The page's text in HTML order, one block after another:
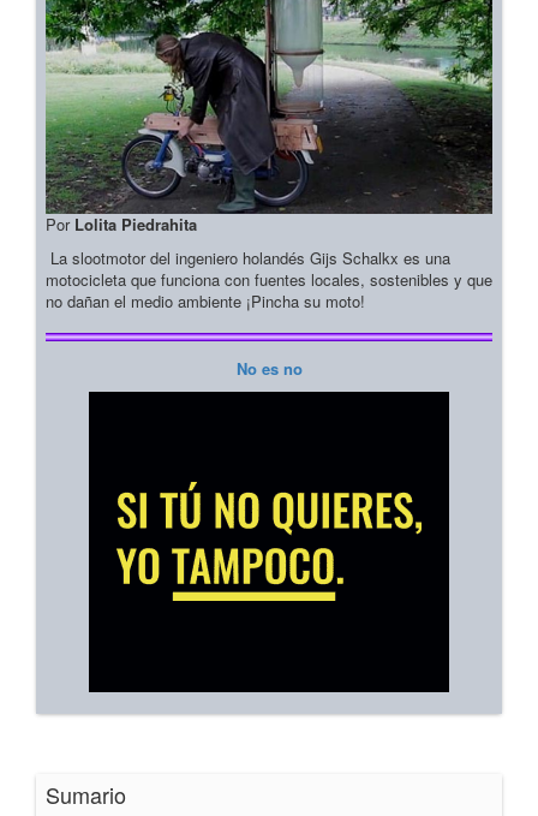
Por Lolita Piedrahita
La slootmotor del ingeniero holandés Gijs Schalkx es una
motocicleta que funciona con fuentes locales, sostenibles y que
no dañan el medio ambiente ¡Pincha su moto!
No es no
Sumario